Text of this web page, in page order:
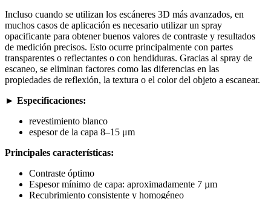
Incluso cuando se utilizan los escáneres 3D más avanzados, en
muchos casos de aplicación es necesario utilizar un spray
opacificante para obtener buenos valores de contraste y resultados
de medición precisos. Esto ocurre principalmente con partes
transparentes o reflectantes o con hendiduras. Gracias al spray de
escaneo, se eliminan factores como las diferencias en las
propiedades de reflexión, la textura o el color del objeto a escanear.
► Especificaciones:
revestimiento blanco
espesor de la capa 8–15 μm
Principales características:
Contraste óptimo
Espesor mínimo de capa: aproximadamente 7 µm
Recubrimiento consistente y homogéneo